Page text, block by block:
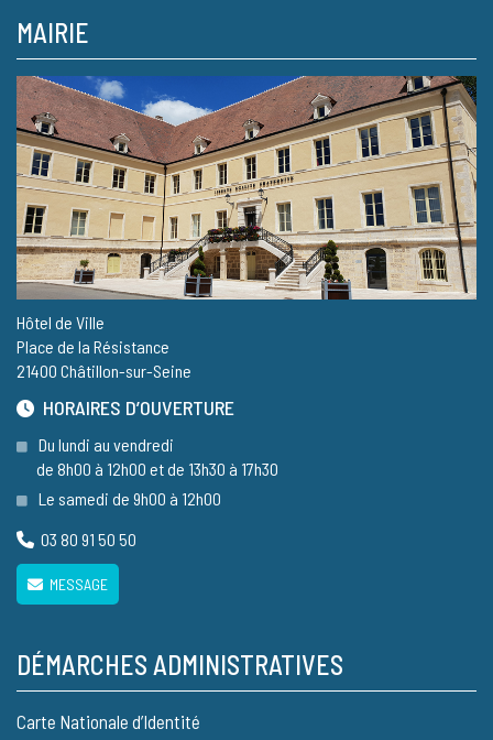
MAIRIE
Hôtel de Ville
Place de la Résistance
21400 Châtillon-sur-Seine
HORAIRES D’OUVERTURE
Du lundi au vendredi
de 8h00 à 12h00 et de 13h30 à 17h30
Le samedi de 9h00 à 12h00
03 80 91 50 50
MESSAGE
DÉMARCHES ADMINISTRATIVES
Carte Nationale d’Identité